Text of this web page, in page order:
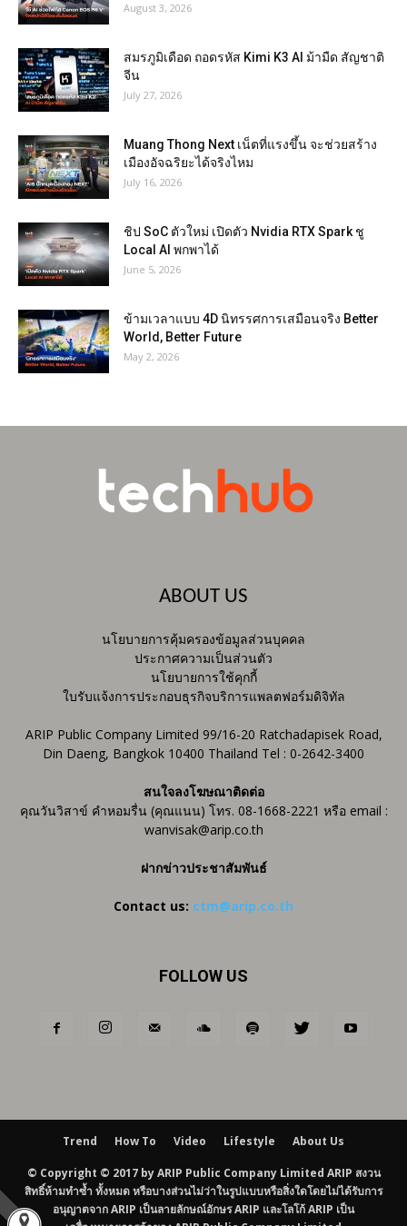
August 3, 2026
สมรภูมิเดือด ถอดรหัส Kimi K3 AI ม้ามืด สัญชาติ
จีน
July 27, 2026
Muang Thong Next เน็ตที่แรงขึ้น จะช่วยสร้าง
เมืองอัจฉริยะได้จริงไหม
July 16, 2026
ชิป SoC ตัวใหม่ เปิดตัว Nvidia RTX Spark ชู
Local AI พกพาได้
June 5, 2026
ข้ามเวลาแบบ 4D นิทรรศการเสมือนจริง Better
World, Better Future
May 2, 2026
ABOUT US
นโยบายการคุ้มครองข้อมูลส่วนบุคคล
ประกาศความเป็นส่วนตัว
นโยบายการใช้คุกกี้
ใบรับแจ้งการประกอบธุรกิจบริการแพลตฟอร์มดิจิทัล
ARIP Public Company Limited 99/16-20 Ratchadapisek Road,
Din Daeng, Bangkok 10400 Thailand Tel : 0-2642-3400
สนใจลงโฆษณาติดต่อ
คุณวันวิสาข์ คำหอมรื่น (คุณแนน) โทร. 08-1668-2221 หรือ email :
wanvisak@arip.co.th
ฝากข่าวประชาสัมพันธ์
Contact us: ctm@arip.co.th
FOLLOW US
Trend How To Video Lifestyle About Us
© Copyright © 2017 by ARIP Public Company Limited ARIP สงวน
สิทธิ์ห้ามทำซ้ำ ทั้งหมด หรือบางส่วนไม่ว่าในรูปแบบหรือสิ่งใดโดยไม่ได้รับการ
อนุญาตจาก ARIP เป็นลายลักษณ์อักษร ARIP และโลโก้ ARIP เป็น